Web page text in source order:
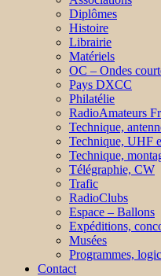
Diplômes
Histoire
Librairie
Matériels
OC – Ondes
Pays DXCC
Philatélie
RadioAmateurs
Technique,
Technique, UHF
Technique,
Télégraphie, CW
Trafic
RadioClubs
Espace – Ballons
Expéditions,
Musées
Programmes,
Contact